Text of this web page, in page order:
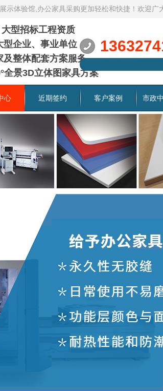
体验馆,办公家具采购更加轻松和快捷！欢迎广
型招标工程资质
型企业、事业单位
及整体配套方案服务
全景3D立体图家具方案
心 近期签约 客户案例 市政